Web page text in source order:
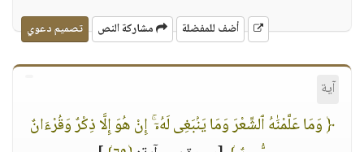
أضف للمفضلة مشاركة النص تصميم دعوي
آية
﴿ وَمَا عَلَّمْنَٰهُ ٱلشِّعْرَ وَمَا يَنۢبَغِى لَهُۥٓ ۚ إِنْ هُوَ إِلَّا ذِكْرٌ وَقُرْءَانٌ